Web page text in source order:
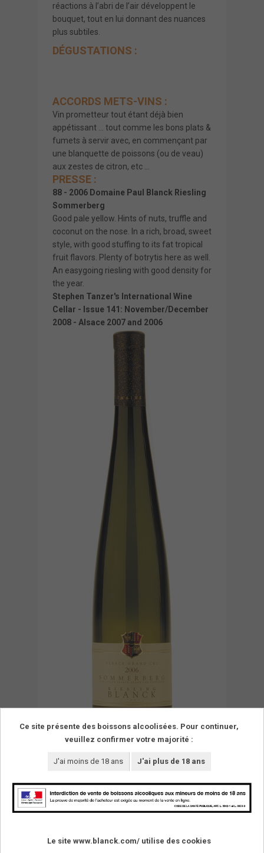
réactions à l’abri de l’air développent le
bouquet, tout en lui donnant des nuances
plus subtiles.
DÉGUSTATIONS :
ACCORDS METS-VINS :
Vin prometteur tout étant déjà bien
appétissant … tout comme les bons plats &
fumets à servir avec, en commençant par
une blanquette de poissons (ou de veau)
aux zestes de citron, etc …
PRESSE :
88 - 2006 Domaine Paul Blanck Riesling
Sommerberg
Good pale yellow. Hints of nuts, truffle and
coconut on the nose. In a rich, broad, sweet
style, with good stuffing to its fat tropical
fruit flavors. Plenty of botrytis here as well.
An easygoing riesling with good density for
the year.
Stephen Tanzer's International Wine
Cellar - Issue 141: November/December
2008 - Alsace 2007 and 2006
Ce site présente des boissons alcoolisées. Pour continuer,
veuillez confirmer votre majorité :
J'ai moins de 18 ans J'ai plus de 18 ans
Le site www.blanck.com/ utilise des cookies